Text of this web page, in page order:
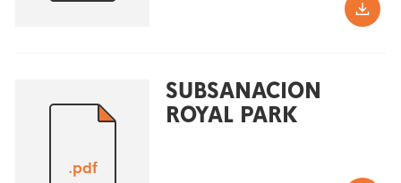
.pdf
SUBSANACION
ROYAL PARK